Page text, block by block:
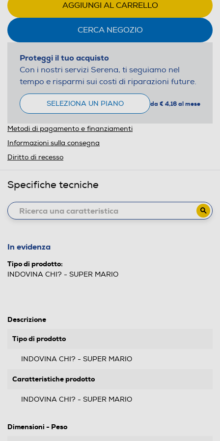
AGGIUNGI AL CARRELLO
CERCA NEGOZIO
Proteggi il tuo acquisto
Con i nostri servizi Serena, ti seguiamo nel
tempo e risparmi sui costi di riparazioni future.
SELEZIONA UN PIANO da € 4,16 al mese
Metodi di pagamento e finanziamenti
Informazioni sulla consegna
Diritto di recesso
Specifiche tecniche
In evidenza
Tipo di prodotto:
INDOVINA CHI? - SUPER MARIO
Descrizione
Tipo di prodotto
INDOVINA CHI? - SUPER MARIO
Caratteristiche prodotto
INDOVINA CHI? - SUPER MARIO
Dimensioni - Peso